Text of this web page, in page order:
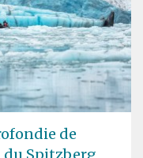
de